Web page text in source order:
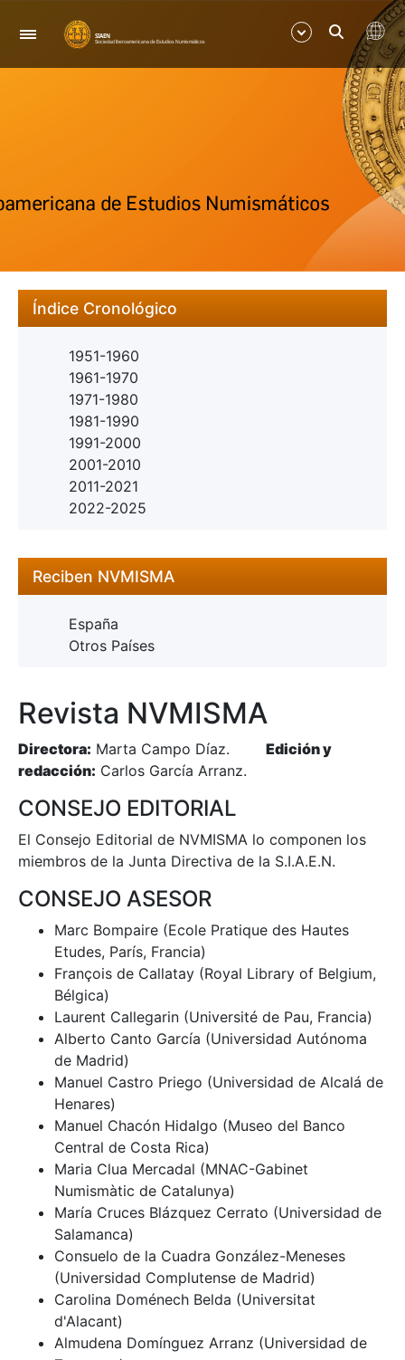
Navegació
Mostra/Amaga
Índice Cronológico
1951-1960
1961-1970
1971-1980
1981-1990
1991-2000
2001-2010
2011-2021
2022-2025
Reciben NVMISMA
España
Otros Países
Revista NVMISMA
Directora: Marta Campo Díaz. Edición y
redacción: Carlos García Arranz.
CONSEJO EDITORIAL
El Consejo Editorial de NVMISMA lo componen los
miembros de la Junta Directiva de la S.I.A.E.N.
CONSEJO ASESOR
Marc Bompaire (Ecole Pratique des Hautes
Etudes, París, Francia)
François de Callatay (Royal Library of Belgium,
Bélgica)
Laurent Callegarin (Université de Pau, Francia)
Alberto Canto García (Universidad Autónoma
de Madrid)
Manuel Castro Priego (Universidad de Alcalá de
Henares)
Manuel Chacón Hidalgo (Museo del Banco
Central de Costa Rica)
Maria Clua Mercadal (MNAC-Gabinet
Numismàtic de Catalunya)
María Cruces Blázquez Cerrato (Universidad de
Salamanca)
Consuelo de la Cuadra González-Meneses
(Universidad Complutense de Madrid)
Carolina Doménech Belda (Universitat
d'Alacant)
Almudena Domínguez Arranz (Universidad de